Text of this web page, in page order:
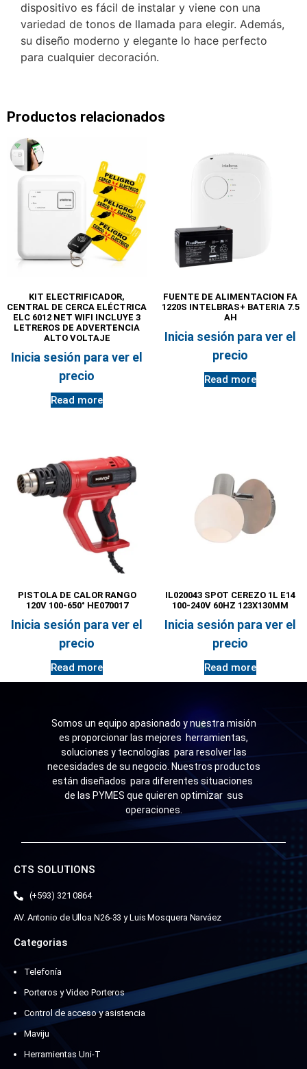
dispositivo es fácil de instalar y viene con una
variedad de tonos de llamada para elegir. Además,
su diseño moderno y elegante lo hace perfecto
para cualquier decoración.
Productos relacionados
KIT ELECTRIFICADOR,
CENTRAL DE CERCA ELÉCTRICA
ELC 6012 NET WIFI INCLUYE 3
LETREROS DE ADVERTENCIA
ALTO VOLTAJE
Inicia sesión para ver el
precio
Read more
FUENTE DE ALIMENTACION FA
1220S INTELBRAS+ BATERIA 7.5
AH
Inicia sesión para ver el
precio
Read more
PISTOLA DE CALOR RANGO
120V 100-650° HE070017
Inicia sesión para ver el
precio
Read more
IL020043 SPOT CEREZO 1L E14
100-240V 60HZ 123X130MM
Inicia sesión para ver el
precio
Read more
Somos un equipo apasionado y nuestra misión
es proporcionar las mejores herramientas,
soluciones y tecnologías para resolver las
necesidades de su negocio. Nuestros productos
están diseñados para diferentes situaciones
de las PYMES que quieren optimizar sus
operaciones.
CTS SOLUTIONS
(+593) 321 0864
AV. Antonio de Ulloa N26-33 y Luis Mosquera Narváez
Categorias
Telefonía
Porteros y Video Porteros
Control de acceso y asistencia
Maviju
Herramientas Uni-T